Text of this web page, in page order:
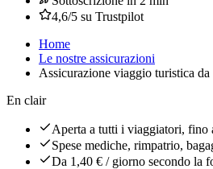
4,6/5 su Trustpilot
Home
Le nostre assicurazioni
Assicurazione viaggio turistica
En clair
Aperta a tutti i viaggiatori, fino
Spese mediche, rimpatrio,
Da 1,40 € / giorno secondo la